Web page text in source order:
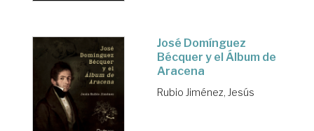
José Domínguez
Bécquer y el Álbum de
Aracena
Rubio Jiménez, Jesús